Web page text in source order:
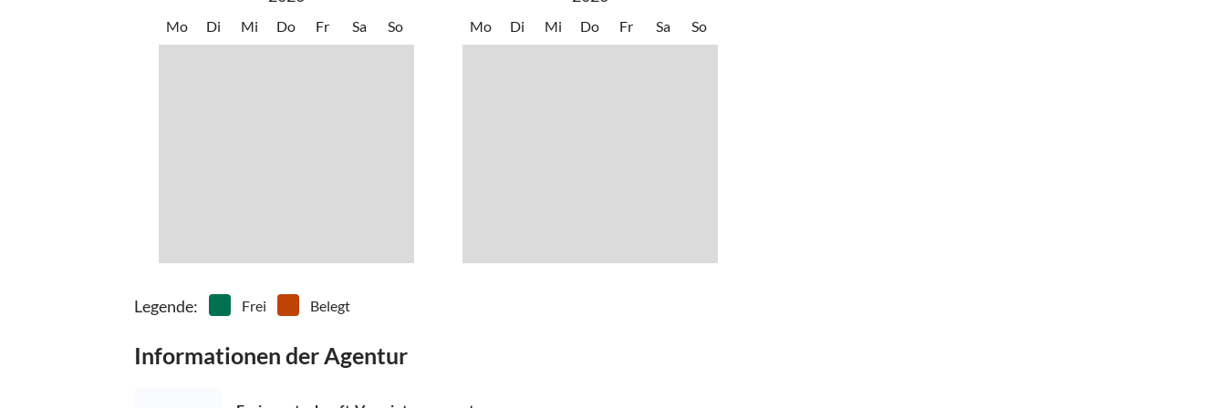
Dachstein
Von Norden/Ostern:
Mo Di Mi Do Fr Sa So Mo Di Mi Do Fr Sa So
Legende: Frei Belegt
Informationen der Agentur